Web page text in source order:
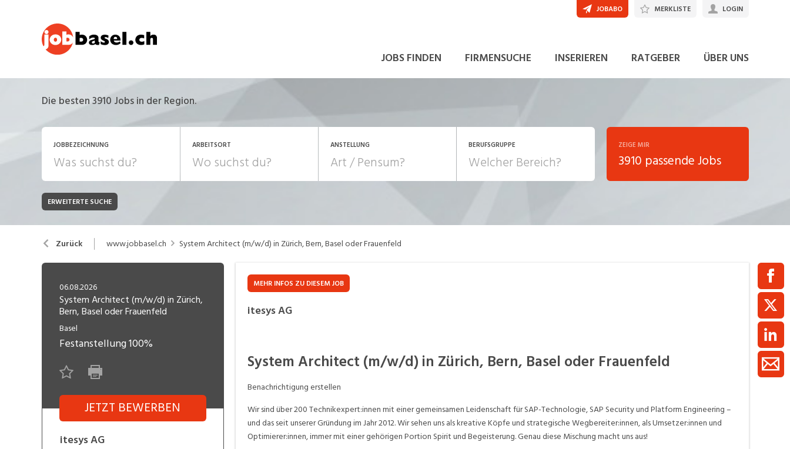
JOBS FINDEN FIRMENSUCHE INSERIEREN RATGEBER ÜBER UNS
JOBABO MERKLISTE LOGIN
Die besten 3910 Jobs in der Region.
JOBBEZEICHNUNG ARBEITSORT ANSTELLUNG
JOB-TYP
Festanstellung
Temporär (befristet)
Freelance
Lehrstelle
BERUFSGRUPPE
Bank, Versicherung
Chemie, Pharma, Biotechnologie
Consulting, Human Resources
Engineering, Technik, Architektur
Finanzen, Controlling, Treuhand,
Recht
Gastronomie, Hotellerie,
Tourismus, Lebensmittel
Immobilien, Facility Management,
Informatik, Telekommunikation
Verwaltung
Körperpflege, Wellness
Marketing, Kommunikation,
Medien, Druck
Mechanik, Elektronik, Optik
(Fertigung)
Sicherheit, Rettung, Polizei, Zoll
Verkauf, Handel, Kundenberatung,
Aussendienst
ZEIGE MIR
3910 passende Jobs
ERWEITERTE SUCHE
Zurück www.jobbasel.ch System Architect (m/w/d) in Zürich, Bern, Basel oder Frauenfeld
JETZT BEWERBEN
06.08.2026
System Architect (m/w/d) in Zürich,
Bern, Basel oder Frauenfeld
Basel
Festanstellung100%
JETZT BEWERBEN
itesys AG
MEHR INFOS ZU DIESEM JOB
itesys AG
System Architect (m/w/d) in Zürich, Bern, Basel oder Frauenfeld
Benachrichtigung erstellen
Wir sind über 200 Technikexpert:innen mit einer gemeinsamen Leidenschaft für SAP-Technologie, SAP Security und Platform Engineering –
und das seit unserer Gründung im Jahr 2012. Wir sehen uns als kreative Köpfe und strategische Wegbereiter:innen, als Umsetzer:innen und
Optimierer:innen, immer mit einer gehörigen Portion Spirit und Begeisterung. Genau diese Mischung macht uns aus!